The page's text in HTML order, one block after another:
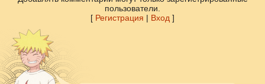
пользователи.
[ Регистрация | Вход ]